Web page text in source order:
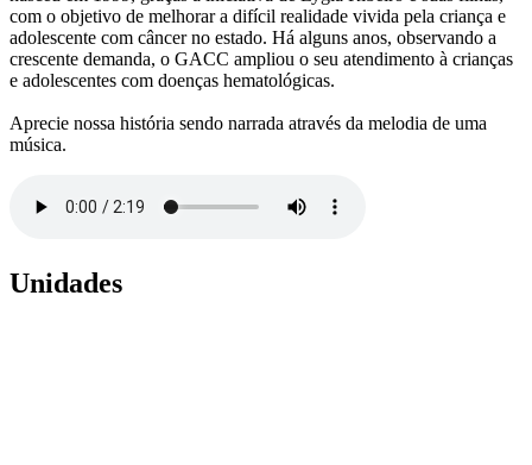
com o objetivo de melhorar a difícil realidade vivida pela criança e
adolescente com câncer no estado. Há alguns anos, observando a
crescente demanda, o GACC ampliou o seu atendimento à crianças
e adolescentes com doenças hematológicas.
Aprecie nossa história sendo narrada através da melodia de uma
música.
Unidades